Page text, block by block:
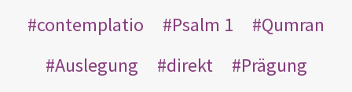
contemplatio
Psalm 1
Qumran
Auslegung
direkt
Prägung